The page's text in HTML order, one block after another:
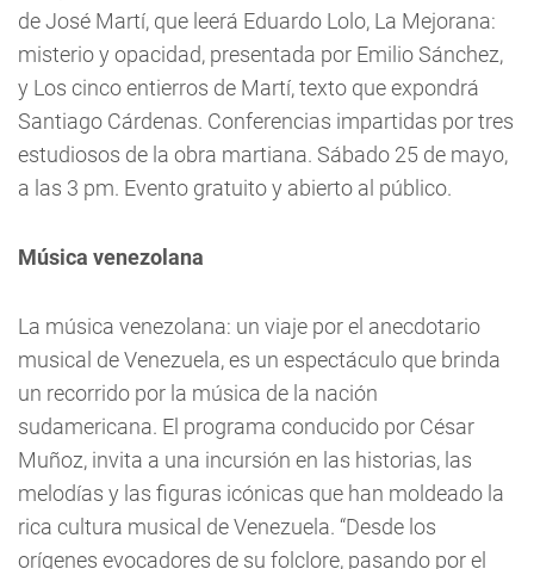
de José Martí, que leerá Eduardo Lolo, La Mejorana:
misterio y opacidad, presentada por Emilio Sánchez,
y Los cinco entierros de Martí, texto que expondrá
Santiago Cárdenas. Conferencias impartidas por tres
estudiosos de la obra martiana. Sábado 25 de mayo,
a las 3 pm. Evento gratuito y abierto al público.
Música venezolana
La música venezolana: un viaje por el anecdotario
musical de Venezuela, es un espectáculo que brinda
un recorrido por la música de la nación
sudamericana. El programa conducido por César
Muñoz, invita a una incursión en las historias, las
melodías y las figuras icónicas que han moldeado la
rica cultura musical de Venezuela. “Desde los
orígenes evocadores de su folclore, pasando por el